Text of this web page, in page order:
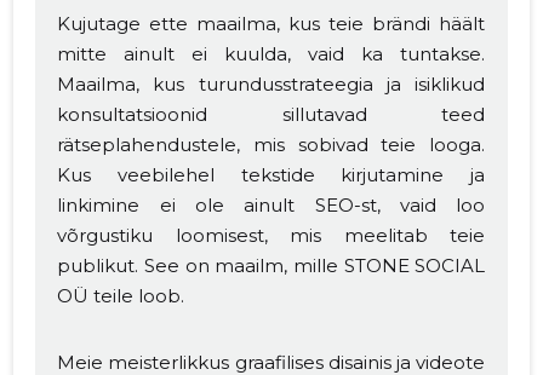
Kujutage ette maailma, kus teie brändi häält
mitte ainult ei kuulda, vaid ka tuntakse.
Maailma, kus turundusstrateegia ja isiklikud
konsultatsioonid sillutavad teed
rätseplahendustele, mis sobivad teie looga.
Kus veebilehel tekstide kirjutamine ja
linkimine ei ole ainult SEO-st, vaid loo
võrgustiku loomisest, mis meelitab teie
publikut. See on maailm, mille STONE SOCIAL
OÜ teile loob.
Meie meisterlikkus graafilises disainis ja videote